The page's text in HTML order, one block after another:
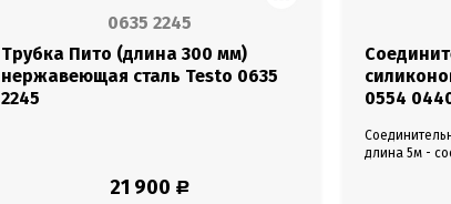
0635 2245
Трубка Пито (длина 300 мм)
нержавеющая сталь Testo 0635
2245
21 900 Р
0554
длина 5м -